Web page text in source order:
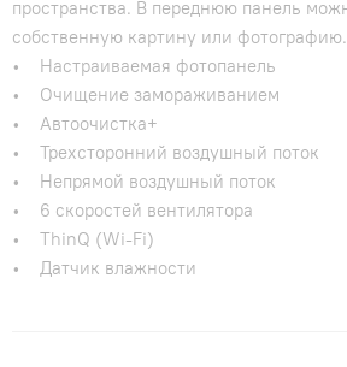
пространства. В переднюю панель
собственную картину или фотографию.
• Настраиваемая фотопанель
• Очищение замораживанием
• Автоочистка+
• Трехсторонний воздушный поток
• Непрямой воздушный поток
• 6 скоростей вентилятора
• ThinQ (Wi-Fi)
• Датчик влажности